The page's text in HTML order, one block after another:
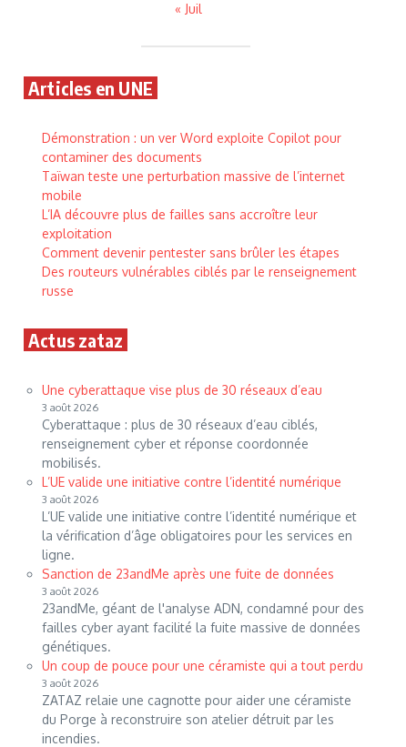
« Juil
Articles en UNE
Démonstration : un ver Word exploite Copilot pour
contaminer des documents
Taïwan teste une perturbation massive de l’internet
mobile
L’IA découvre plus de failles sans accroître leur
exploitation
Comment devenir pentester sans brûler les étapes
Des routeurs vulnérables ciblés par le renseignement
russe
Actus zataz
Une cyberattaque vise plus de 30 réseaux d’eau
3 août 2026
Cyberattaque : plus de 30 réseaux d’eau ciblés,
renseignement cyber et réponse coordonnée
mobilisés.
L’UE valide une initiative contre l’identité numérique
3 août 2026
L’UE valide une initiative contre l’identité numérique et
la vérification d’âge obligatoires pour les services en
ligne.
Sanction de 23andMe après une fuite de données
3 août 2026
23andMe, géant de l'analyse ADN, condamné pour des
failles cyber ayant facilité la fuite massive de données
génétiques.
Un coup de pouce pour une céramiste qui a tout perdu
3 août 2026
ZATAZ relaie une cagnotte pour aider une céramiste
du Porge à reconstruire son atelier détruit par les
incendies.